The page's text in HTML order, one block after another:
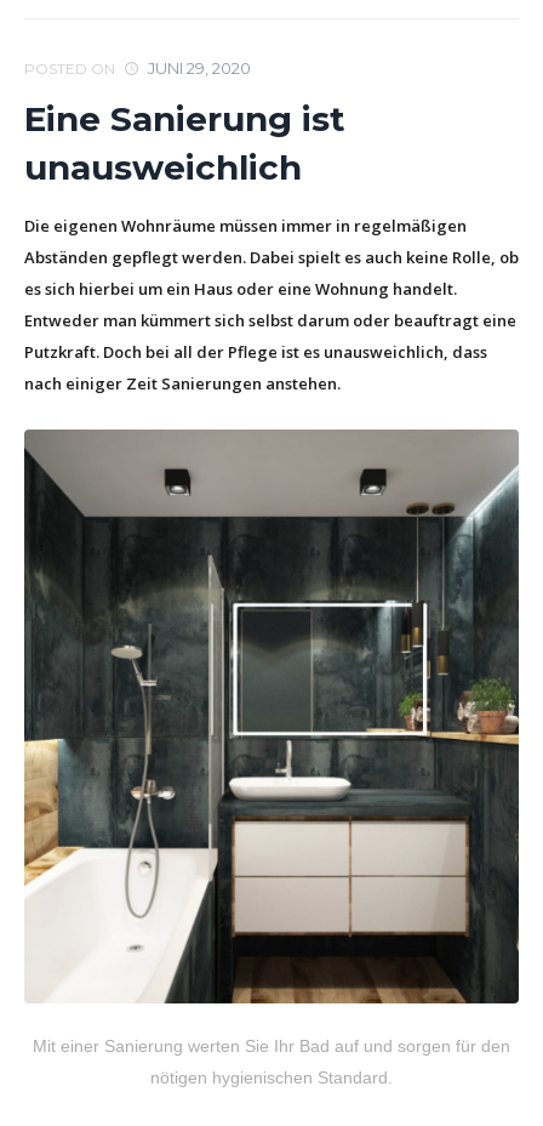
POSTED ON JUNI 29, 2020
Eine Sanierung ist
unausweichlich
Die eigenen Wohnräume müssen immer in regelmäßigen
Abständen gepflegt werden. Dabei spielt es auch keine Rolle, ob
es sich hierbei um ein Haus oder eine Wohnung handelt.
Entweder man kümmert sich selbst darum oder beauftragt eine
Putzkraft. Doch bei all der Pflege ist es unausweichlich, dass
nach einiger Zeit Sanierungen anstehen.
Mit einer Sanierung werten Sie Ihr Bad auf und sorgen für den
nötigen hygienischen Standard.